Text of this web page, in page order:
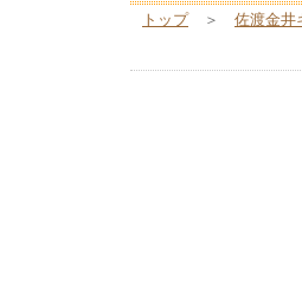
トップ ＞ 佐渡金井